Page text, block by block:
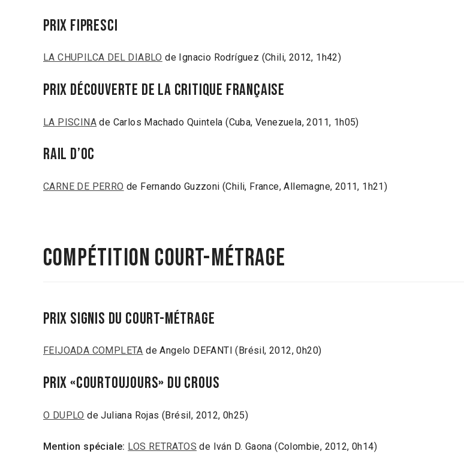
Prix FIPRESCI
LA CHUPILCA DEL DIABLO de Ignacio Rodríguez (Chili, 2012, 1h42)
Prix Découverte de la critique française
LA PISCINA de Carlos Machado Quintela (Cuba, Venezuela, 2011, 1h05)
Rail d’Oc
CARNE DE PERRO de Fernando Guzzoni (Chili, France, Allemagne, 2011, 1h21)
Compétition court-métrage
Prix SIGNIS du Court-Métrage
FEIJOADA COMPLETA de Angelo DEFANTI (Brésil, 2012, 0h20)
Prix «Courtoujours» du CROUS
O DUPLO de Juliana Rojas (Brésil, 2012, 0h25)
Mention spéciale: LOS RETRATOS de Iván D. Gaona (Colombie, 2012, 0h14)